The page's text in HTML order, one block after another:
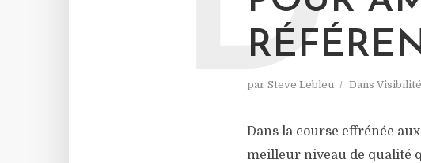
par Steve Lebleu Dans Visibilité
Dans la course effrénée
meilleur niveau de qualité